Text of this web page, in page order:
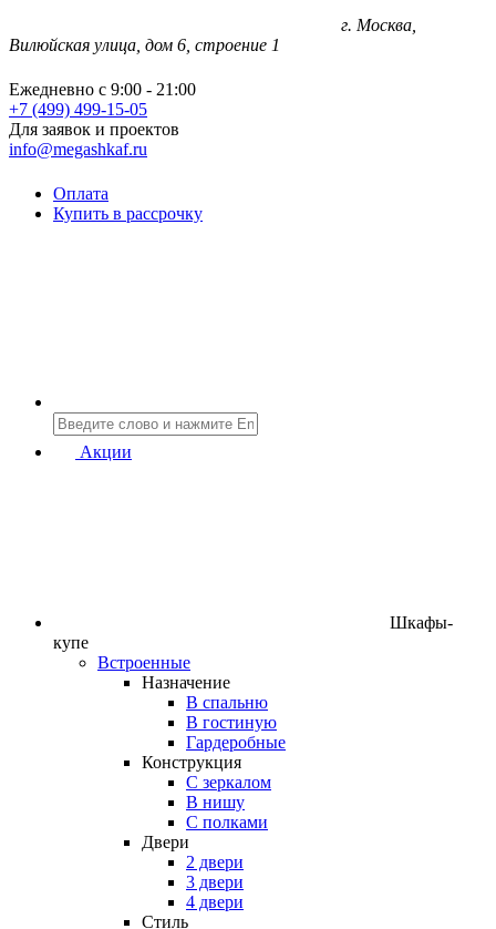
г. Москва,
Вилюйская улица, дом 6, строение 1
Ежедневно с 9:00 - 21:00
+7 (499) 499-15-05
Для заявок и проектов
info@megashkaf.ru
Оплата
Купить в рассрочку
Акции
Шкафы-
купе
Встроенные
Назначение
В спальню
В гостиную
Гардеробные
Конструкция
C зеркалом
В нишу
С полками
Двери
2 двери
3 двери
4 двери
Стиль